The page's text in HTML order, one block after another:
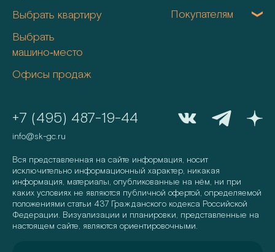
Выбрать квартиру
Выбрать
машино‑место
Офисы продаж
Покупателям
+7 (495) 487-19-44
info@sk-gc.ru
Вся представленная на сайте информация, носит
исключительно информационный характер, никакая
информация, материалы, опубликованные на нём, ни при
каких условиях не являются публичной офертой, определяемой
положениями статьи 437 Гражданского кодекса Российской
Федерации. Визуализации и планировки, представленные на
настоящем сайте, являются ориентировочными.